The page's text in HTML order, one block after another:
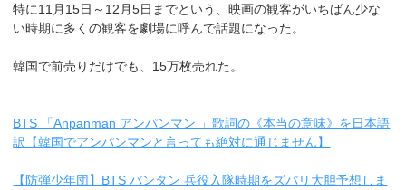
特に11月15日～12月5日までという、映画の観客がいちばん少な
い時期に多くの観客を劇場に呼んで話題になった。
韓国で前売りだけでも、15万枚売れた。
BTS 「Anpanman アンパンマン 」歌詞の《本当の意味》を日本語
訳【韓国でアンパンマンと言っても絶対に通じません】
【防弾少年団】BTS バンタン 兵役入隊時期をズバリ大胆予想しま